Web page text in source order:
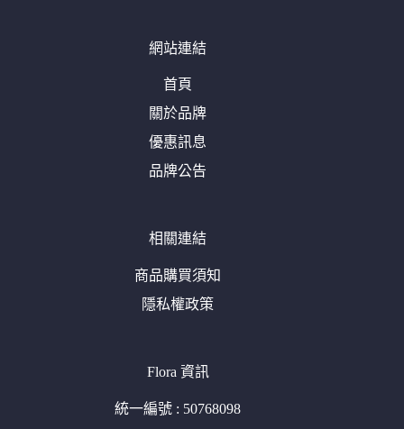
網站連結
首頁
關於品牌
優惠訊息
品牌公告
相關連結
商品購買須知
隱私權政策
Flora 資訊
統一編號 : 50768098